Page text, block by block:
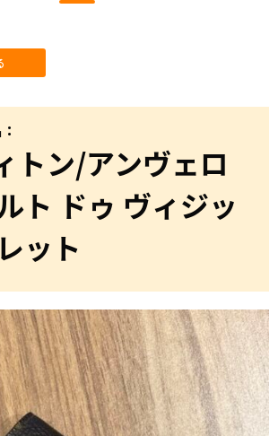
トン/アンヴェロ
ト ドゥ ヴィジッ
ット